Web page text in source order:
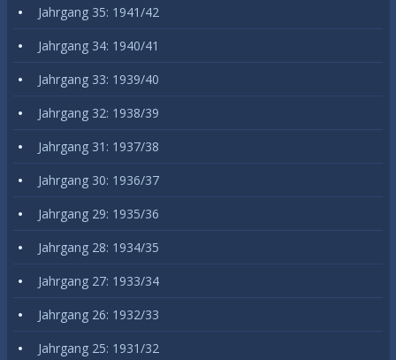
Jahrgang 35: 1941/42
Jahrgang 34: 1940/41
Jahrgang 33: 1939/40
Jahrgang 32: 1938/39
Jahrgang 31: 1937/38
Jahrgang 30: 1936/37
Jahrgang 29: 1935/36
Jahrgang 28: 1934/35
Jahrgang 27: 1933/34
Jahrgang 26: 1932/33
Jahrgang 25: 1931/32